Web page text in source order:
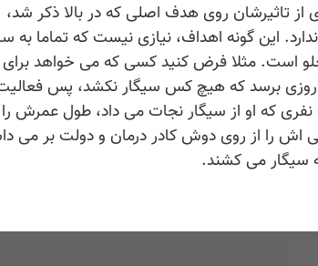
تاثیرشان روی هدف اصلی که در بالا ذکر شد،
این گونه اهداف، نیازی نیست که تماما به
است. مثلا فرض کنید کسی که می خواهد
برسد که هیچ کس سیگار نکشد، پس
که او از سیگار نجات می داد، طول عمرش را
اش را از روی دوش کادر درمان و دولت بر می
سیگار می کشند.